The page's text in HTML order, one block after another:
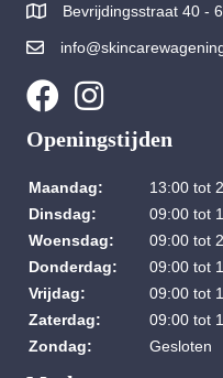
Bevrijdingsstraat 40 -
Openingstijden
Maandag:
13:00 tot
Dinsdag:
09:00 tot
Woensdag:
09:00 tot
Donderdag:
09:00 tot
Vrijdag:
09:00 tot
Zaterdag:
09:00 tot
Zondag:
Gesloten